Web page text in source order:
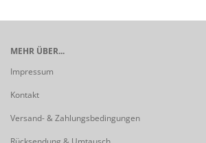
MEHR ÜBER...
Impressum
Kontakt
Versand- & Zahlungsbedingungen